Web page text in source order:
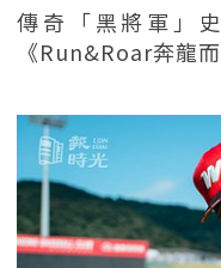
傳奇「黑將軍」
《Run&Roar奔龍